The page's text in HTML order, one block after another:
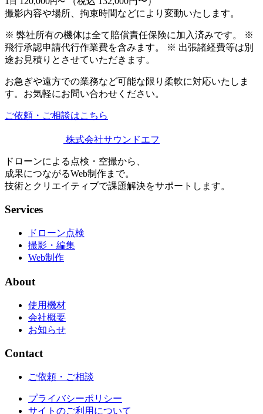
撮影内容や場所、拘束時間などにより変動いたします。
※ 弊社所有の機体は全て賠償責任保険に加入済みです。 ※
飛行承認申請代行作業費を含みます。 ※ 出張諸経費等は別
途お見積りとさせていただきます。
お急ぎや遠方での業務など可能な限り柔軟に対応いたしま
す。 お気軽にお問い合わせください。
ご依頼・ご相談はこちら
株式会社サウンドエフ
ドローンによる点検・空撮から、
成果につながるWeb制作まで。
技術とクリエイティブで課題解決をサポートします。
Services
ドローン点検
撮影・編集
Web制作
About
使用機材
会社概要
お知らせ
Contact
ご依頼・ご相談
プライバシーポリシー
サイトのご利用について